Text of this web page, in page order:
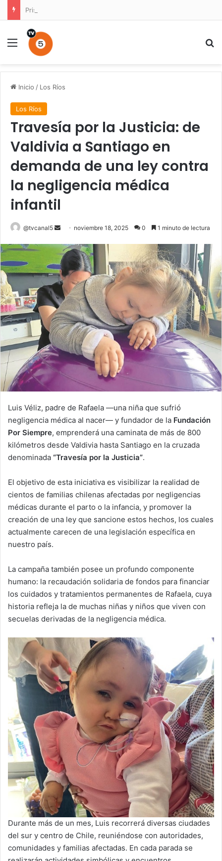
Menú
Inicio / Los Ríos
Los Ríos
Travesía por la Justicia: de
Valdivia a Santiago en
demanda de una ley contra
la negligencia médica
infantil
@tvcanal5
Send
email
noviembre 18, 2025 0 1 minuto de lectura
Luis Véliz, padre de Rafaela —una niña que sufrió
negligencia médica al nacer— y fundador de la Fundación
Por Siempre, emprenderá una caminata de más de 800
kilómetros desde Valdivia hasta Santiago en la cruzada
denominada “Travesía por la Justicia”.
El objetivo de esta iniciativa es visibilizar la realidad de
cientos de familias chilenas afectadas por negligencias
médicas durante el parto o la infancia, y promover la
creación de una ley que sancione estos hechos, los cuales
actualmente carecen de una legislación específica en
nuestro país.
La campaña también posee un profundo componente
humano: la recaudación solidaria de fondos para financiar
los cuidados y tratamientos permanentes de Rafaela, cuya
historia refleja la de muchas niñas y niños que viven con
secuelas derivadas de la negligencia médica.
Durante más de un mes, Luis recorrerá diversas ciudades
del sur y centro de Chile, reuniéndose con autoridades,
comunidades y familias afectadas. En cada parada se